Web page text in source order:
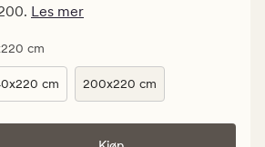
Les mer
cm
cm 200x220 cm